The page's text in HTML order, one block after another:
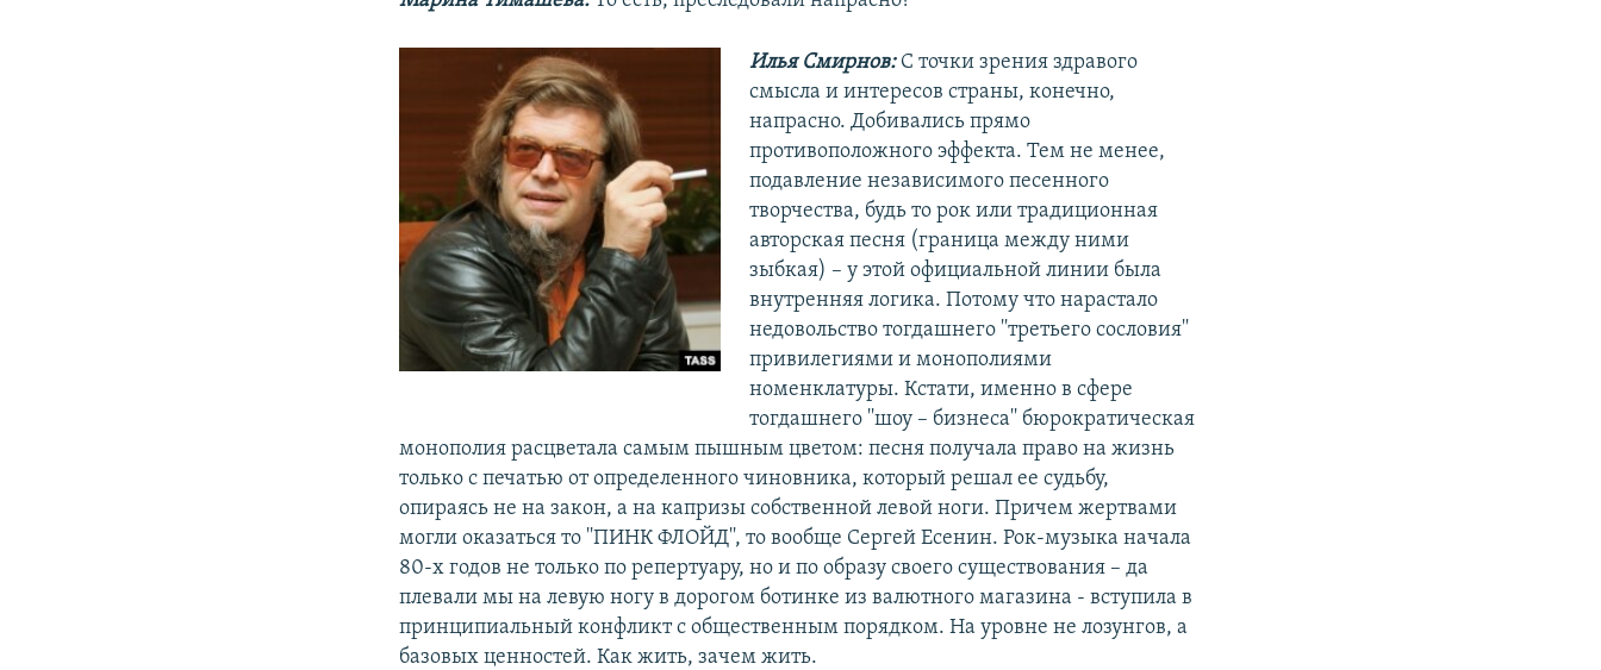
Илья Смирнов: С точки зрения здравого
смысла и интересов страны, конечно,
напрасно. Добивались прямо
противоположного эффекта. Тем не менее,
подавление независимого песенного
творчества, будь то рок или традиционная
авторская песня (граница между ними
зыбкая) – у этой официальной линии была
внутренняя логика. Потому что нарастало
недовольство тогдашнего ''третьего сословия''
привилегиями и монополиями
номенклатуры. Кстати, именно в сфере
тогдашнего ''шоу – бизнеса'' бюрократическая
монополия расцветала самым пышным цветом: песня получала право на жизнь
только с печатью от определенного чиновника, который решал ее судьбу,
опираясь не на закон, а на капризы собственной левой ноги. Причем жертвами
могли оказаться то ''ПИНК ФЛОЙД'', то вообще Сергей Есенин. Рок-музыка начала
80-х годов не только по репертуару, но и по образу своего существования – да
плевали мы на левую ногу в дорогом ботинке из валютного магазина - вступила в
принципиальный конфликт с общественным порядком. На уровне не лозунгов, а
базовых ценностей. Как жить, зачем жить.